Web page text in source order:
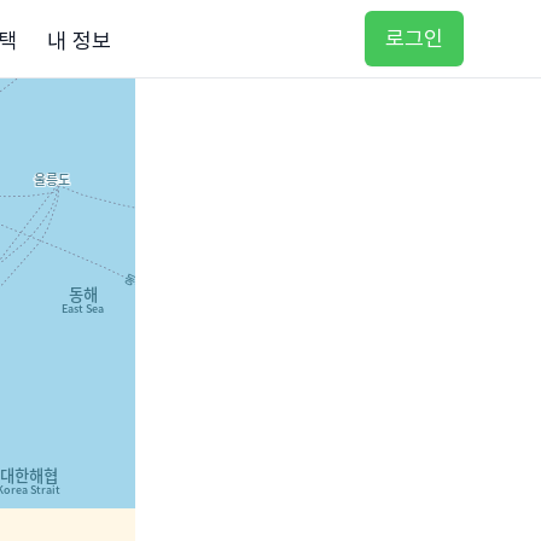
내 정보 로그인